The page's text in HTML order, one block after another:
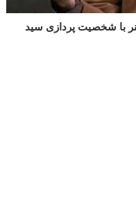
با شخصیت پردازی سید